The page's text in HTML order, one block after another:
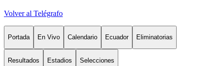
Volver al Telégrafo
Portada En Vivo Calendario Ecuador Eliminatorias
Resultados Estadios Selecciones